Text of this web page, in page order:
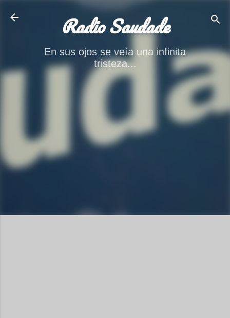
Radio Saudade
En sus ojos se veía una infinita
tristeza...